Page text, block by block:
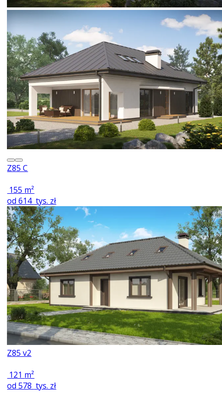
Z85 C
155 m²
od 614 tys. zł
Z85 v2
121 m²
od 578 tys. zł